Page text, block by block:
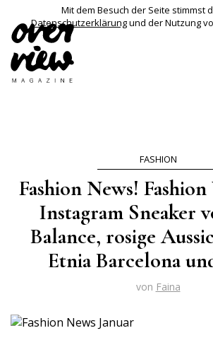
Mit dem Besuch der Seite stimmst
Datenschutzerklärungund der Nutzung
FASHION
Fashion News!
Instagram Sneaker
Balance, rosige
Etnia Barcelona
von Faina